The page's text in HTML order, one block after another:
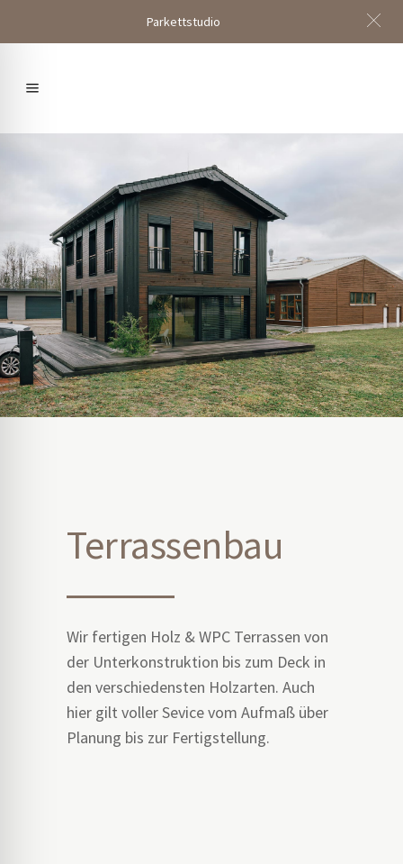
Terrassenbau
Wir fertigen Holz & WPC Terrassen von
der Unterkonstruktion bis zum Deck in
den verschiedensten Holzarten. Auch
hier gilt voller Sevice vom Aufmaß über
Planung bis zur Fertigstellung.
Parkettstudio